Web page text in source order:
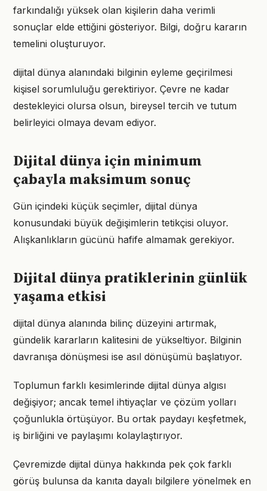
farkındalığı yüksek olan kişilerin daha verimli
sonuçlar elde ettiğini gösteriyor. Bilgi, doğru kararın
temelini oluşturuyor.
dijital dünya alanındaki bilginin eyleme geçirilmesi
kişisel sorumluluğu gerektiriyor. Çevre ne kadar
destekleyici olursa olsun, bireysel tercih ve tutum
belirleyici olmaya devam ediyor.
Dijital dünya için minimum
çabayla maksimum sonuç
Gün içindeki küçük seçimler, dijital dünya
konusundaki büyük değişimlerin tetikçisi oluyor.
Alışkanlıkların gücünü hafife almamak gerekiyor.
Dijital dünya pratiklerinin günlük
yaşama etkisi
dijital dünya alanında bilinç düzeyini artırmak,
gündelik kararların kalitesini de yükseltiyor. Bilginin
davranışa dönüşmesi ise asıl dönüşümü başlatıyor.
Toplumun farklı kesimlerinde dijital dünya algısı
değişiyor; ancak temel ihtiyaçlar ve çözüm yolları
çoğunlukla örtüşüyor. Bu ortak paydayı keşfetmek,
iş birliğini ve paylaşımı kolaylaştırıyor.
Çevremizde dijital dünya hakkında pek çok farklı
görüş bulunsa da kanıta dayalı bilgilere yönelmek en